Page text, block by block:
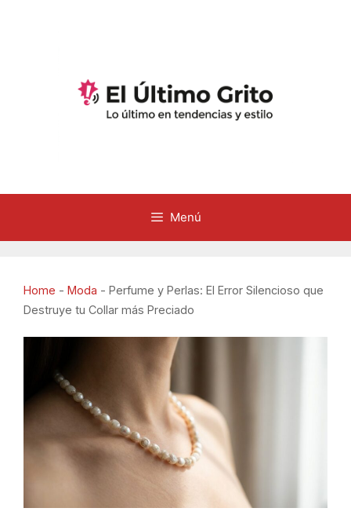
Menú
Home - Moda - Perfume y Perlas: El Error Silencioso que
Destruye tu Collar más Preciado